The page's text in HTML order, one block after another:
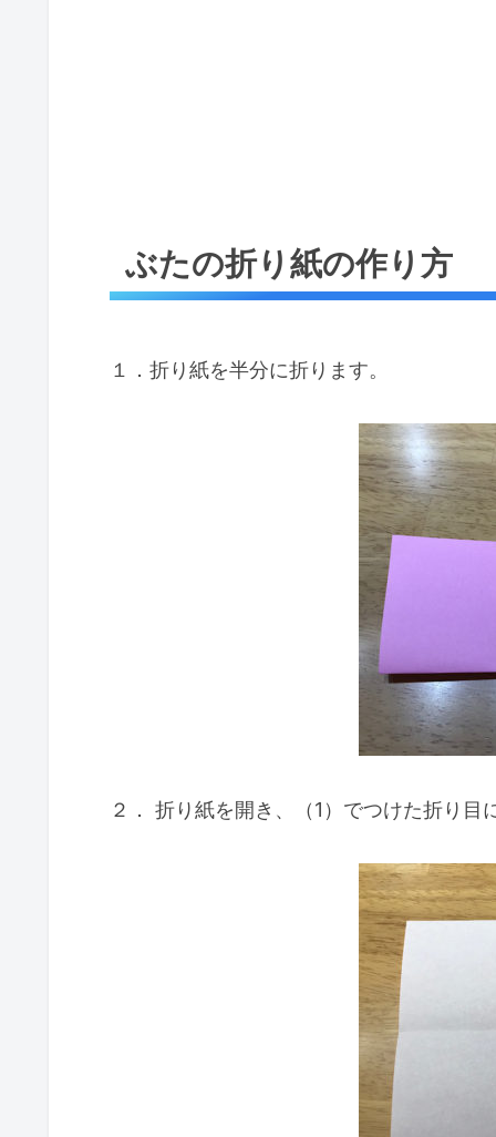
ぶたの折り紙の作り方
１．折り紙を半分に折ります。
２． 折り紙を開き、（1）でつけた折り